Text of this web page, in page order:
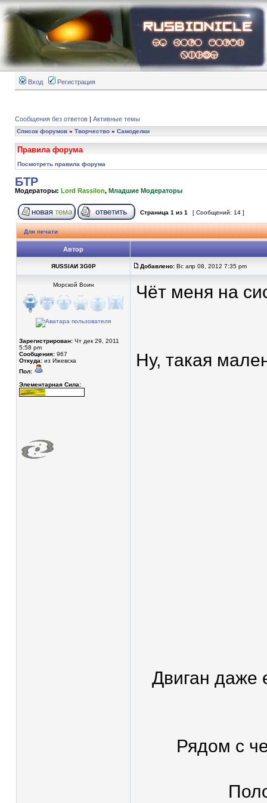
Вход Регистрация
Сообщения без ответов | Активные темы
Список форумов » Творчество » Самоделки
Правила форума
Посмотреть правила форума
БТР
Модераторы: Lord Rassilon, Младшие Модераторы
Страница 1 из 1 [ Сообщений: 14 ]
Для печати
Автор
ЯUSSIAИ 3G0Р Добавлено: Вс апр 08, 2012 7:35 pm
Морской Воин
Зарегистрирован: Чт дек 29, 2011
5:58 pm
Сообщения: 967
Откуда: из Ижевска
Пол:
Элементарная Сила:
Чёт меня на
Ну, такая
Двиган даже
Рядом с